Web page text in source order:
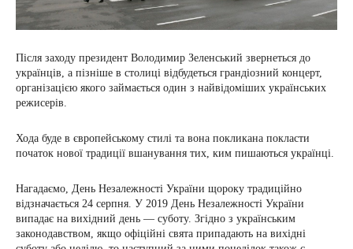
Після заходу президент Володимир Зеленський звернеться до
українців, а пізніше в столиці відбудеться грандіозний концерт,
організацією якого займається один з найвідоміших українських
режисерів.
Хода буде в європейському стилі та вона покликана покласти
початок нової традиції вшанування тих, ким пишаються українці.
Нагадаємо, День Незалежності України щороку традиційно
відзначається 24 серпня. У 2019 День Незалежності України
випадає на вихідний день — суботу. Згідно з українським
законодавством, якщо офіційні свята припадають на вихідні